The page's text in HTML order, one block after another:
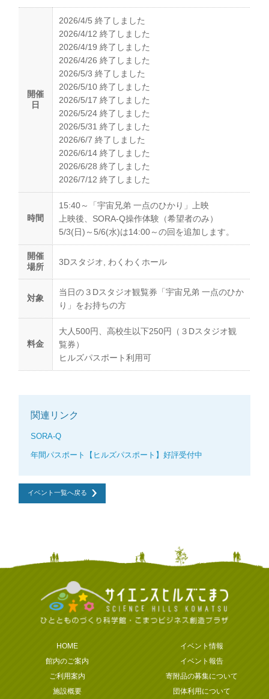
開催
日
2026/4/5 終了しました
2026/4/12 終了しました
2026/4/19 終了しました
2026/4/26 終了しました
2026/5/3 終了しました
2026/5/10 終了しました
2026/5/17 終了しました
2026/5/24 終了しました
2026/5/31 終了しました
2026/6/7 終了しました
2026/6/14 終了しました
2026/6/28 終了しました
2026/7/12 終了しました
時間
15:40～「宇宙兄弟 一点のひかり」上映
上映後、SORA-Q操作体験（希望者のみ）
5/3(日)～5/6(水)は14:00～の回を追加します。
開催
場所
3Dスタジオ, わくわくホール
対象
当日の３Dスタジオ観覧券「宇宙兄弟 一点のひか
り」をお持ちの方
料金
大人500円、高校生以下250円（３Dスタジオ観
覧券）
ヒルズパスポート利用可
関連リンク
SORA-Q
年間パスポート【ヒルズパスポート】好評受付中
イベント一覧へ戻る
HOME
イベント情報
館内のご案内
イベント報告
ご利用案内
寄附品の募集について
施設概要
団体利用について